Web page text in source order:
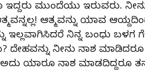
ಮುಂದೆಯು ಇರುವರು.
ಆತ್ಮವನ್ನು ಯಾವ
ಇಲ್ಲವಾಗಿಸಿದರೆ ನಿನ್ನ ಬಂಧು ಬಳಗ
ದೇಹವನ್ನು ನೀನು ನಾಶ
ಯಾರೂ ನಾಶ ಮಾಡದಿದ್ದರೂ